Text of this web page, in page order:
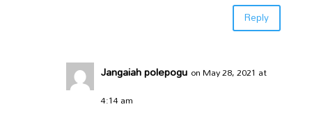
Reply
Jangaiah polepogu on May 28, 2021 at
4:14 am